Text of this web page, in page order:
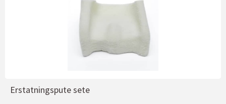
Erstatningspute sete